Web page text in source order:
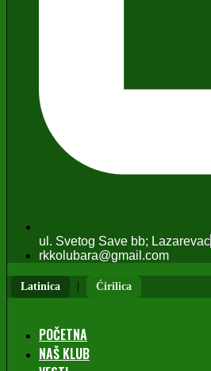
ul. Svetog Save bb; Lazarevac
rkkolubara@gmail.com
Latinica | Ćirilica
POČETNA
NAŠ KLUB